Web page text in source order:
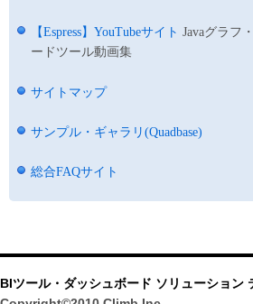
【Espress】YouTubeサイト Javaグラフ
ードツール動画集
サイトマップ
サンプル・ギャラリ(Quadbase)
総合FAQサイト
BIツール・ダッシュボード ソリューション